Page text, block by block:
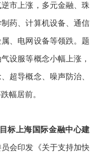
市上涨，多元金融、珠
药、计算机设备、通信
、电网设备等领跌。题
设服等概念小幅上涨，
超导概念、噪声防治、
幅居前。
标上海国际金融中心建
会印发《关于支持加快